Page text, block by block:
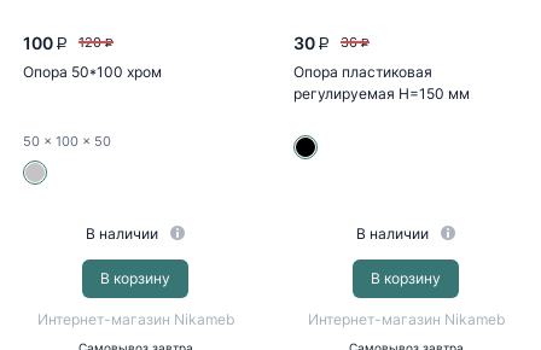
100 P 120 P
Опора 50*100 хром
50 x 100 x 50
В наличии
В корзину
Интернет-магазин Nikameb
30 P 36 P
Опора пластиковая
регулируемая Н=150 мм
В наличии
В корзину
Интернет-магазин Nikameb